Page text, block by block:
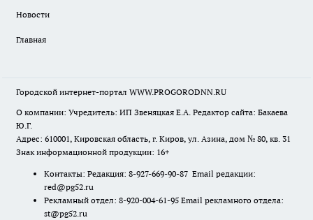
Новости
Главная
Городской интернет-портал WWW.PROGORODNN.RU
О компании: Учредитель: ИП Звеняцкая Е.А. Редактор сайта: Бакаева
Ю.Г.
Адрес: 610001, Кировская область, г. Киров, ул. Азина, дом № 80, кв. 31
Знак информационной продукции: 16+
Контакты: Редакция: 8-927-669-90-87 Email редакции:
red@pg52.ru
Рекламный отдел: 8-920-004-61-95 Email рекламного отдела:
st@pg52.ru